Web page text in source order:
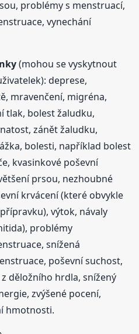
problémy s menstruací,
vynechání
(mohou se vyskytnout
deprese,
mravenčení, migréna,
tlak, bolest žaludku,
zánět žaludku,
bolesti, například bolest
kvasinkové poševní
prsou, nezhoubné
krvácení (které obvykle
výtok, návaly
problémy
snížená
poševní suchost,
děložního hrdla, snížený
zvýšené pocení,
hmotnosti.